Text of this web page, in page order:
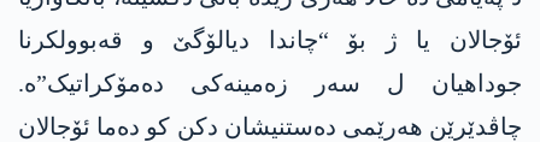
ئۆجالان یا ژ بۆ “چاندا دیالۆگێ و قەبوولکرنا
جوداھیان ل سەر زەمینەکی دەمۆکراتیک”ە.
چاڤدێرێن ھەرێمی دەستنیشان دکن کو دەما ئۆجالان